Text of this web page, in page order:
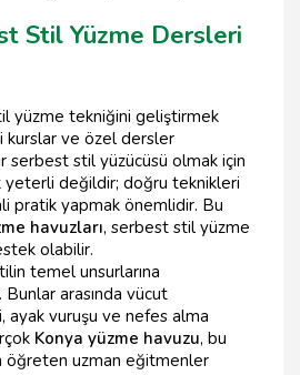
Stil Yüzme Dersleri
yüzme tekniğini geliştirmek
kurslar ve özel dersler
serbest stil yüzücüsü olmak için
yeterli değildir; doğru teknikleri
pratik yapmak önemlidir. Bu
havuzları, serbest stil yüzme
olabilir.
temel unsurlarına
arasında vücut
ayak vuruşu ve nefes alma
Konya yüzme havuzu, bu
öğreten uzman eğitmenler